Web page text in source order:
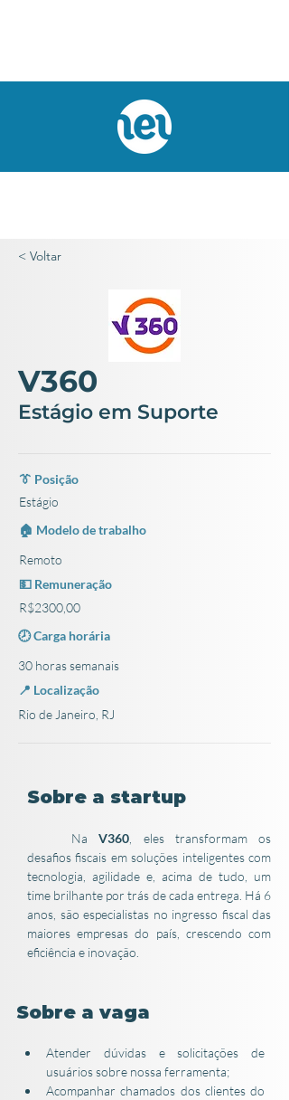
< Voltar
V360
Estágio em Suporte
👔 Posição
Estágio
🏠 Modelo de trabalho
Remoto
💵 Remuneração
R$2300,00
🕗 Carga horária
30 horas semanais
📍 Localização
Rio de Janeiro, RJ
Sobre a startup
Na V360 , eles transformam os
desafios fiscais em soluções inteligentes com
tecnologia, agilidade e, acima de tudo, um
time brilhante por trás de cada entrega. Há 6
anos, são especialistas no ingresso fiscal das
maiores empresas do país, crescendo com
eficiência e inovação.
Sobre a vaga
Atender dúvidas e solicitações de
usuários sobre nossa ferramenta;
Acompanhar chamados dos clientes do